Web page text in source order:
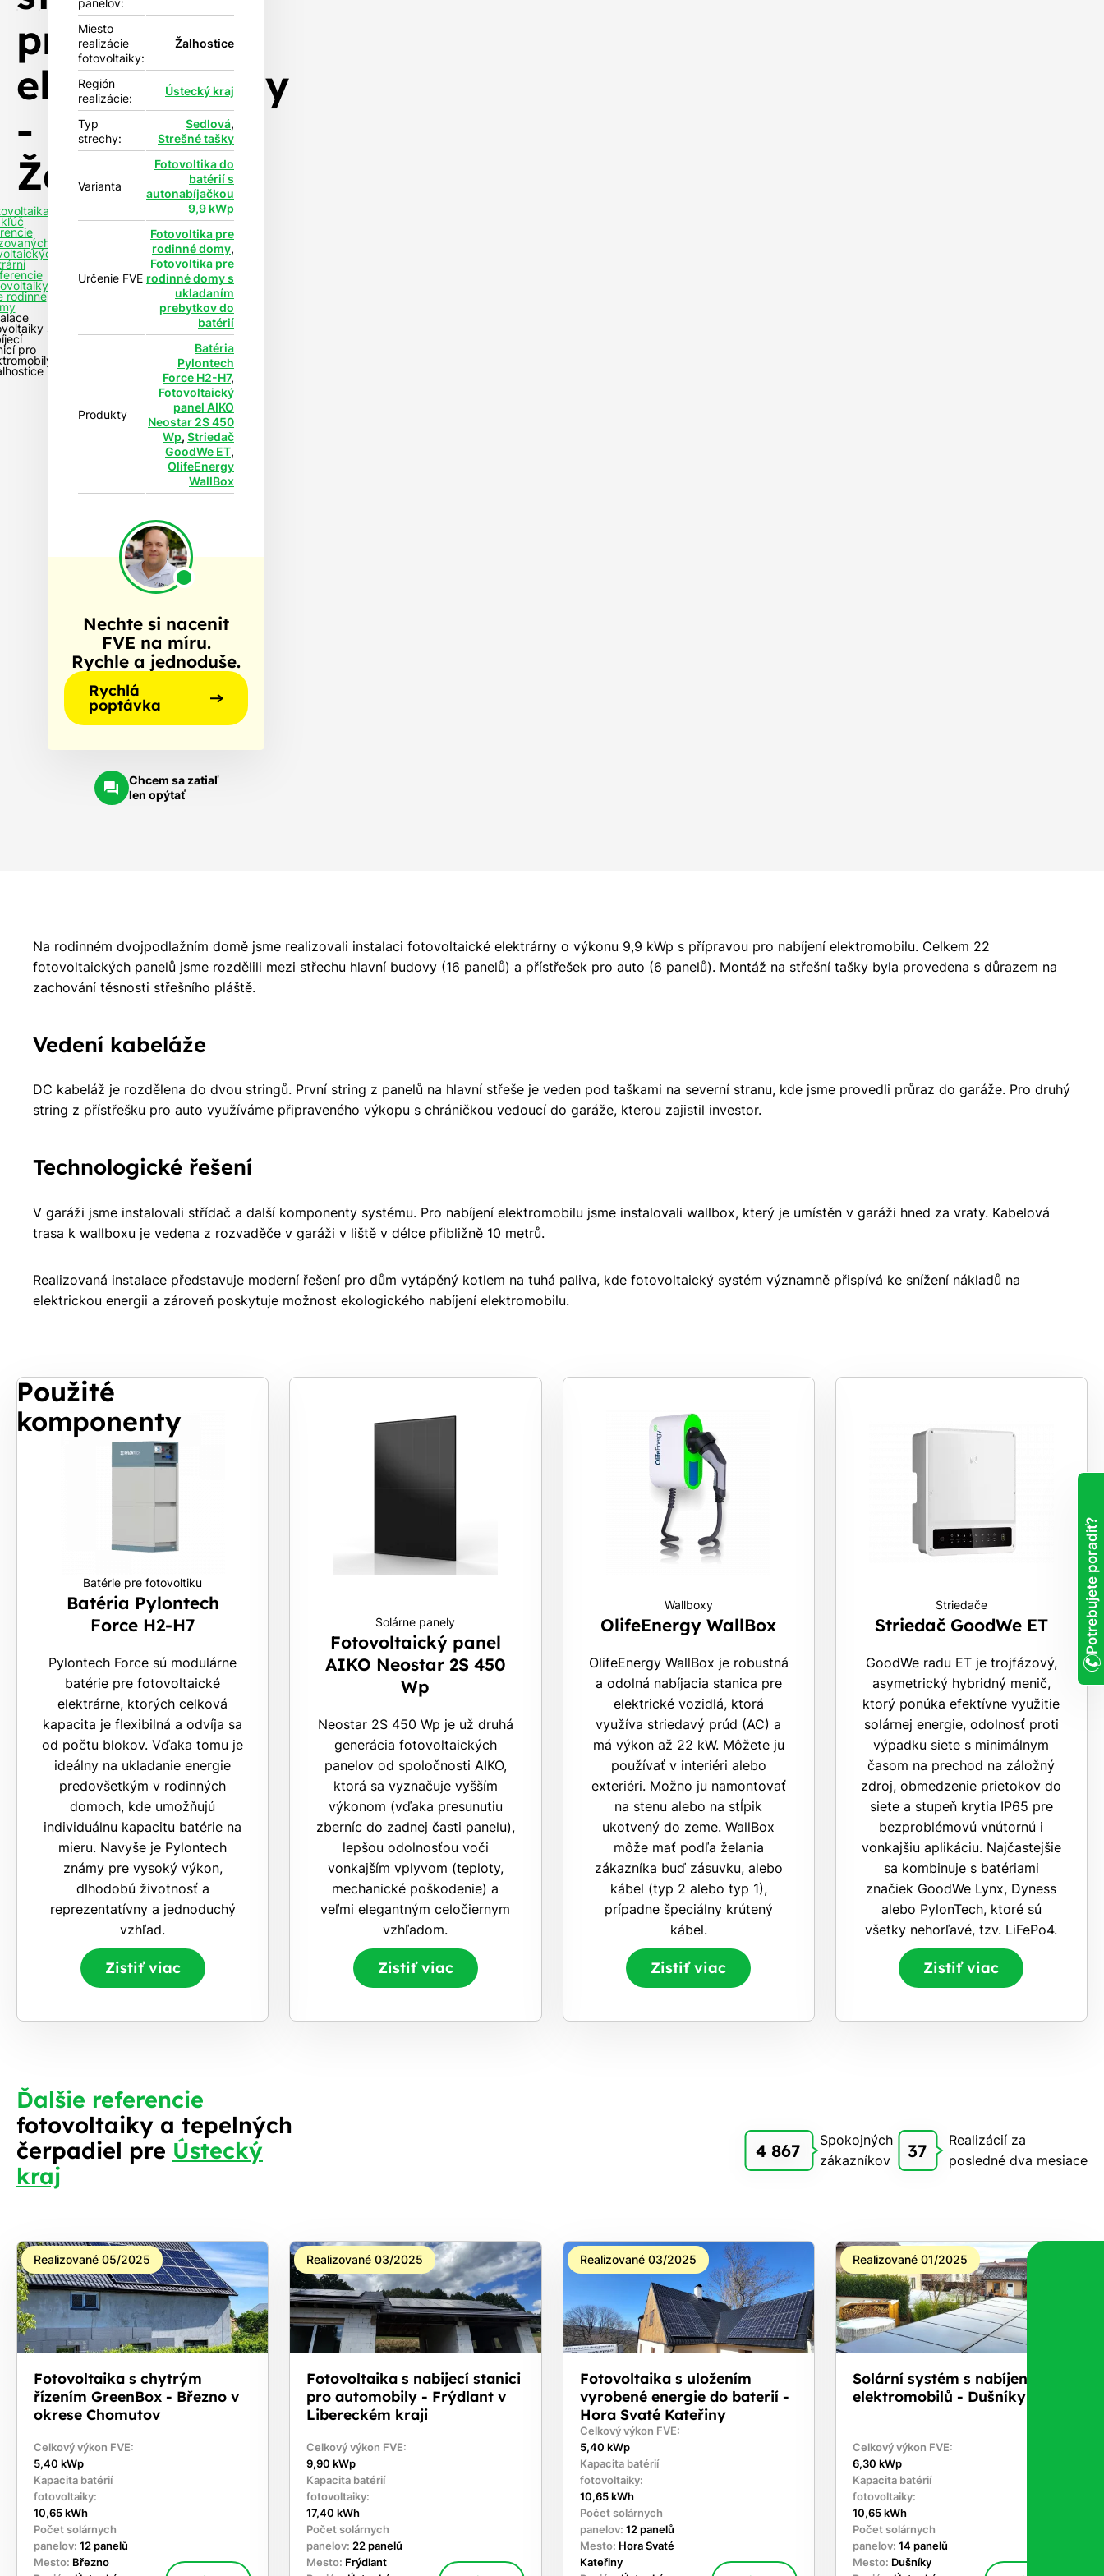
pro
elektromobily
-
Žalhostice
rodinné
s
pro
panelov:
Miesto
realizácie
fotovoltaiky:
Žalhostice
Región
realizácie:
Ústecký kraj
Typ
strechy:
Sedlová,
Strešné tašky
Varianta
Fotovoltika do
batérií s
autonabíjačkou
9,9 kWp
Určenie FVE
Fotovoltika pre
rodinné domy,
Fotovoltika pre
rodinné domy s
ukladaním
prebytkov do
batérií
Produkty
Batéria
Pylontech
Force H2-H7,
Fotovoltaický
panel AIKO
Neostar 2S 450
Wp, Striedač
GoodWe ET,
OlifeEnergy
WallBox
Nechte si nacenit
FVE na míru.
Rychle a jednoduše.
Rychlá
poptávka
Chcem sa zatiaľ
len opýtať
Na rodinném dvojpodlažním domě jsme realizovali instalaci fotovoltaické elektrárny o výkonu 9,9 kWp s přípravou pro nabíjení elektromobilu. Celkem 22
fotovoltaických panelů jsme rozdělili mezi střechu hlavní budovy (16 panelů) a přístřešek pro auto (6 panelů). Montáž na střešní tašky byla provedena s důrazem na
zachování těsnosti střešního pláště.
Vedení kabeláže
DC kabeláž je rozdělena do dvou stringů. První string z panelů na hlavní střeše je veden pod taškami na severní stranu, kde jsme provedli průraz do garáže. Pro druhý
string z přístřešku pro auto využíváme připraveného výkopu s chráničkou vedoucí do garáže, kterou zajistil investor.
Technologické řešení
V garáži jsme instalovali střídač a další komponenty systému. Pro nabíjení elektromobilu jsme instalovali wallbox, který je umístěn v garáži hned za vraty. Kabelová
trasa k wallboxu je vedena z rozvaděče v garáži v liště v délce přibližně 10 metrů.
Realizovaná instalace představuje moderní řešení pro dům vytápěný kotlem na tuhá paliva, kde fotovoltaický systém významně přispívá ke snížení nákladů na
elektrickou energii a zároveň poskytuje možnost ekologického nabíjení elektromobilu.
Použité
komponenty
Batérie pre fotovoltiku
Batéria Pylontech
Force H2-H7
Pylontech Force sú modulárne
batérie pre fotovoltaické
elektrárne, ktorých celková
kapacita je flexibilná a odvíja sa
od počtu blokov. Vďaka tomu je
ideálny na ukladanie energie
predovšetkým v rodinných
domoch, kde umožňujú
individuálnu kapacitu batérie na
mieru. Navyše je Pylontech
známy pre vysoký výkon,
dlhodobú životnosť a
reprezentatívny a jednoduchý
vzhľad.
Zistiť viac
Solárne panely
Fotovoltaický panel
AIKO Neostar 2S 450
Wp
Neostar 2S 450 Wp je už druhá
generácia fotovoltaických
panelov od spoločnosti AIKO,
ktorá sa vyznačuje vyšším
výkonom (vďaka presunutiu
zberníc do zadnej časti panelu),
lepšou odolnosťou voči
vonkajším vplyvom (teploty,
mechanické poškodenie) a
veľmi elegantným celočiernym
vzhľadom.
Zistiť viac
Wallboxy
OlifeEnergy WallBox
OlifeEnergy WallBox je robustná
a odolná nabíjacia stanica pre
elektrické vozidlá, ktorá
využíva striedavý prúd (AC) a
má výkon až 22 kW. Môžete ju
používať v interiéri alebo
exteriéri. Možno ju namontovať
na stenu alebo na stĺpik
ukotvený do zeme. WallBox
môže mať podľa želania
zákazníka buď zásuvku, alebo
kábel (typ 2 alebo typ 1),
prípadne špeciálny krútený
kábel.
Zistiť viac
Striedače
Striedač GoodWe ET
GoodWe radu ET je trojfázový,
asymetrický hybridný menič,
ktorý ponúka efektívne využitie
solárnej energie, odolnosť proti
výpadku siete s minimálnym
časom na prechod na záložný
zdroj, obmedzenie prietokov do
siete a stupeň krytia IP65 pre
bezproblémovú vnútornú i
vonkajšiu aplikáciu. Najčastejšie
sa kombinuje s batériami
značiek GoodWe Lynx, Dyness
alebo PylonTech, ktoré sú
všetky nehorľavé, tzv. LiFePo4.
Zistiť viac
Ďalšie referencie
fotovoltaiky a tepelných
čerpadiel pre Ústecký
kraj
4 867
Spokojných
zákazníkov
37
Realizácií za
posledné dva mesiace
Realizované 05/2025
Fotovoltaika s chytrým
řízením GreenBox - Březno v
okrese Chomutov
Celkový výkon FVE:
5,40 kWp
Kapacita batérií
fotovoltaiky:
10,65 kWh
Počet solárnych
panelov: 12 panelů
Mesto: Březno
Realizované 03/2025
Fotovoltaika s nabijecí stanici
pro automobily - Frýdlant v
Libereckém kraji
Celkový výkon FVE:
9,90 kWp
Kapacita batérií
fotovoltaiky:
17,40 kWh
Počet solárnych
panelov: 22 panelů
Mesto: Frýdlant
Realizované 03/2025
Fotovoltaika s uložením
vyrobené energie do baterií -
Hora Svaté Kateřiny
Celkový výkon FVE:
5,40 kWp
Kapacita batérií
fotovoltaiky:
10,65 kWh
Počet solárnych
panelov: 12 panelů
Mesto: Hora Svaté
Kateřiny
Realizované 01/2025
Solární systém s nabíjením
elektromobilů - Dušníky
Celkový výkon FVE:
6,30 kWp
Kapacita batérií
fotovoltaiky:
10,65 kWh
Počet solárnych
panelov: 14 panelů
Mesto: Dušníky
Potrebujete poradiť?